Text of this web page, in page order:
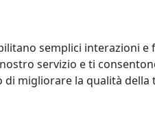
semplici interazioni
servizio e ti
migliorare la qualità della